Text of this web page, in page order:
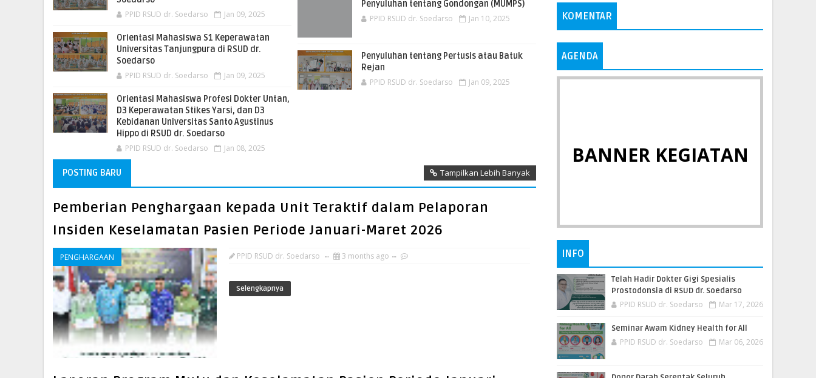
PPID RSUD dr. Soedarso
Jan 09, 2025
Orientasi Mahasiswa S1 Keperawatan
Universitas Tanjungpura di RSUD dr.
Soedarso
PPID RSUD dr. Soedarso
Jan 09, 2025
Orientasi Mahasiswa Profesi Dokter Untan,
D3 Keperawatan Stikes Yarsi, dan D3
Kebidanan Universitas Santo Agustinus
Hippo di RSUD dr. Soedarso
PPID RSUD dr. Soedarso
Jan 08, 2025
Penyuluhan tentang Gondongan (MUMPS)
PPID RSUD dr. Soedarso
Jan 10, 2025
Penyuluhan tentang Pertusis atau Batuk
Rejan
PPID RSUD dr. Soedarso
Jan 09, 2025
POSTING BARU Tampilkan Lebih Banyak
Pemberian Penghargaan kepada Unit Teraktif dalam Pelaporan
Insiden Keselamatan Pasien Periode Januari-Maret 2026
PENGHARGAAN PPID RSUD dr. Soedarso 3 months ago
Selengkapnya
KOMENTAR
AGENDA
BANNER KEGIATAN
INFO
Telah Hadir Dokter Gigi Spesialis
Prostodonsia di RSUD dr. Soedarso
PPID RSUD dr. Soedarso Mar 17, 2026
Seminar Awam Kidney Health for All
PPID RSUD dr. Soedarso Mar 06, 2026